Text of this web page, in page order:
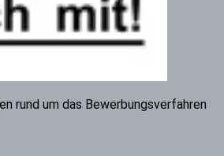
rund um das Bewerbungsverfahren